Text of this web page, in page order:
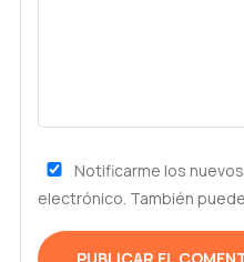
Notificarme los
electrónico. También